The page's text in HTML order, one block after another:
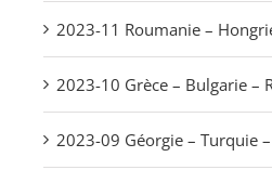
2023-11 Roumanie –
2023-10 Grèce – Bulgarie –
2023-09 Géorgie – Turquie